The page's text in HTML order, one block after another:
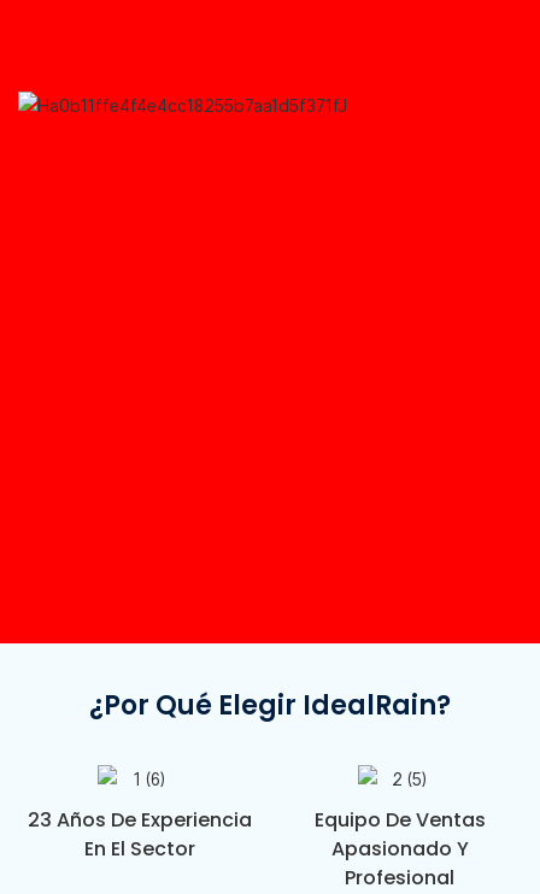
¿Por Qué Elegir IdealRain?
23 Años De Experiencia
En El Sector
Equipo De Ventas
Apasionado Y
Profesional